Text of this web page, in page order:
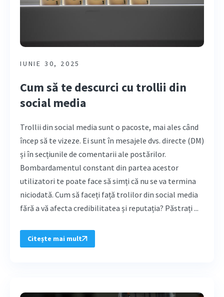
IUNIE 30, 2025
Cum să te descurci cu trollii din
social media
Trollii din social media sunt o pacoste, mai ales când
încep să te vizeze. Ei sunt în mesajele dvs. directe (DM)
și în secțiunile de comentarii ale postărilor.
Bombardamentul constant din partea acestor
utilizatori te poate face să simți că nu se va termina
niciodată. Cum să faceți față trolilor din social media
fără a vă afecta credibilitatea și reputația? Păstrați ...
Citește mai mult